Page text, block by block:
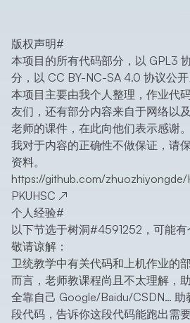
版权声明#
本项目的所有代码部分，以 GPL3
分，以 CC BY-NC-SA 4.0 协议公开
本项目主要由我个人整理，作业代
友们，还有部分内容来自于网络以
老师的课件，在此向他们表示感谢。
我对于内容的正确性不做保证，请
资料。
https://github.com/
PKUHSC ↗
个人经验#
以下节选于树洞#4591252，可能有
敬请谅解：
卫统教学中有关代码和上机作业的
而言，老师教课程尚且不太理解，
全靠自己 Google/Baidu/CSDN… 助
段代码，告诉你这段代码能跑出需